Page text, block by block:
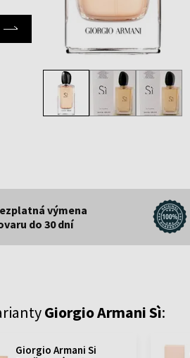
výmena
do 30 dní
Giorgio Armani Sì:
Giorgio Armani Si